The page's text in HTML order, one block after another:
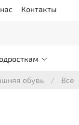
Контакты
обувь Все